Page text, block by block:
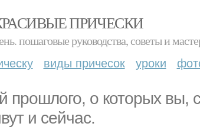
ПРИЧЕСКИ
пошаговые руководства, советы и
виды причесок уроки
прошлого, о которых вы,
и сейчас.